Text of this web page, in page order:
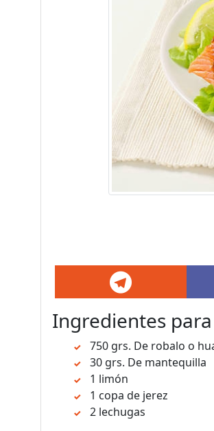
Ingredientes
750 grs. De robalo o
30 grs. De mantequilla
1 limón
1 copa de jerez
2 lechugas